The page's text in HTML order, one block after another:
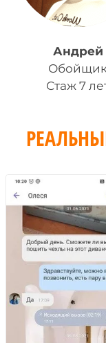
Андрей
Обойщик
Стаж 7